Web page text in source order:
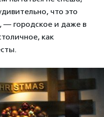
что это
— городское и даже в
как